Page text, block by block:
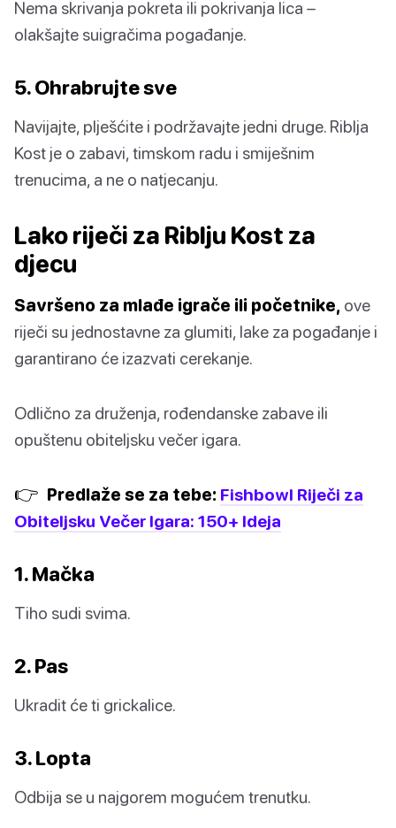
Nema skrivanja pokreta ili pokrivanja lica –
olakšajte suigračima pogađanje.
5. Ohrabrujte sve
Navijajte, plješćite i podržavajte jedni druge. Riblja
Kost je o zabavi, timskom radu i smiješnim
trenucima, a ne o natjecanju.
Lako riječi za Riblju Kost za
djecu
Savršeno za mlađe igrače ili početnike, ove
riječi su jednostavne za glumiti, lake za pogađanje i
garantirano će izazvati cerekanje.
Odlično za druženja, rođendanske zabave ili
opuštenu obiteljsku večer igara.
👉 Predlaže se za tebe: Fishbowl Riječi za
Obiteljsku Večer Igara: 150+ Ideja
1. Mačka
Tiho sudi svima.
2. Pas
Ukradit će ti grickalice.
3. Lopta
Odbija se u najgorem mogućem trenutku.